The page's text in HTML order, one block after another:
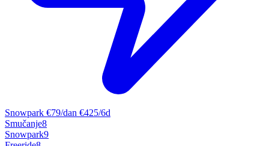
Snowpark €79/dan €425/6d
Smučanje8
Snowpark9